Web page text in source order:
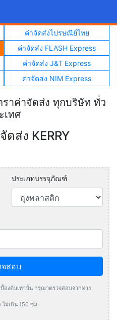
ค่าจัดส่งไปรษณีย์ไทย
ค่าจัดส่ง FLASH Express
ค่าจัดส่ง J&T Express
ค่าจัดส่ง NIM Express
ราค่าจัดส่ง ทุกบริษัท ทั่ว
เทศ
ส่ง KERRY
ประเภทบรรจุภัณฑ์
จสอบ
องต้นเท่านั้น กรุณาตรวจสอบจากทาง
ไม่เกิน 150 ซม.